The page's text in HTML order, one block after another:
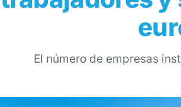
El número de empresas